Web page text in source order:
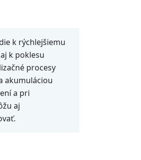
k rýchlejšiemu
k poklesu
procesy
akumuláciou
a pri
aj